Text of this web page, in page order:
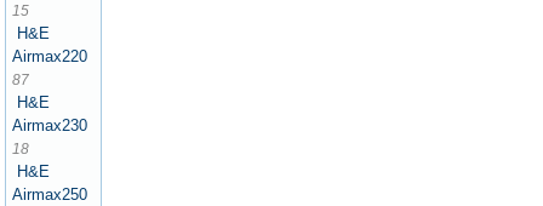
15
H&E
Airmax220
87
H&E
Airmax230
18
H&E
Airmax250